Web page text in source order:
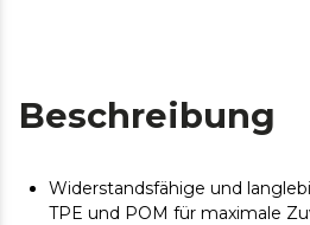
Beschreibung
Widerstandsfähige und
TPE und POM für maximale